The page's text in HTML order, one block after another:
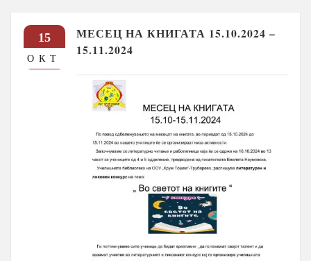
15
ОКТ
МЕСЕЦ НА КНИГАТА 15.10.2024 –
15.11.2024